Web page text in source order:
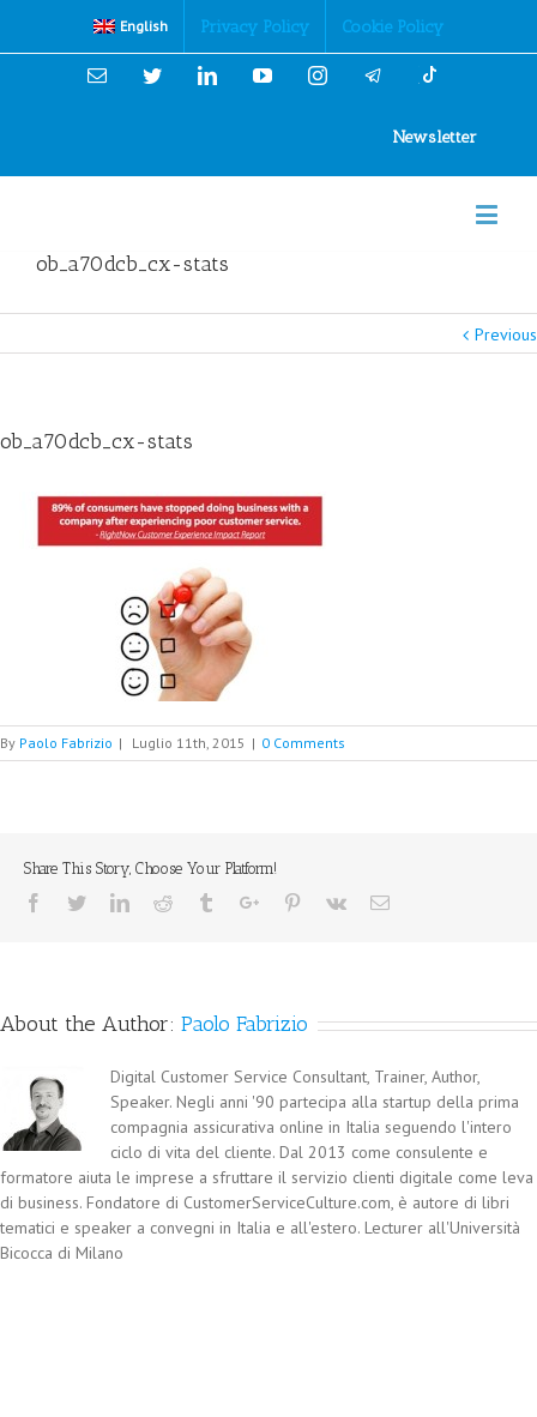
English Privacy Policy Cookie Policy
Email TwitterLinkedinYouTubeInstagram
Newsletter
ob_a70dcb_cx-stats
Previous
ob_a70dcb_cx-stats
By Paolo Fabrizio | Luglio 11th, 2015 | 0 Comments
Share This Story, Choose Your Platform!
Facebook
TwitterLinkedinReddit TumblrGoogle+Pinterest
Vk Email
About the Author: Paolo Fabrizio
Digital Customer Service Consultant, Trainer, Author,
Speaker. Negli anni '90 partecipa alla startup della prima
compagnia assicurativa online in Italia seguendo l'intero
ciclo di vita del cliente. Dal 2013 come consulente e
formatore aiuta le imprese a sfruttare il servizio clienti digitale come leva
di business. Fondatore di CustomerServiceCulture.com, è autore di libri
tematici e speaker a convegni in Italia e all'estero. Lecturer all'Università
Bicocca di Milano
Cookies Policy